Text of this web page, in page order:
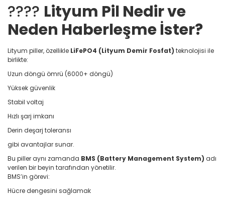
???? Lityum Pil Nedir ve
Neden Haberleşme İster?
Lityum piller, özellikle LiFePO4 (Lityum Demir Fosfat) teknolojisi ile
birlikte:
Uzun döngü ömrü (6000+ döngü)
Yüksek güvenlik
Stabil voltaj
Hızlı şarj imkanı
Derin deşarj toleransı
gibi avantajlar sunar.
Bu piller aynı zamanda BMS (Battery Management System) adı
verilen bir beyin tarafından yönetilir.
BMS’in görevi:
Hücre dengesini sağlamak